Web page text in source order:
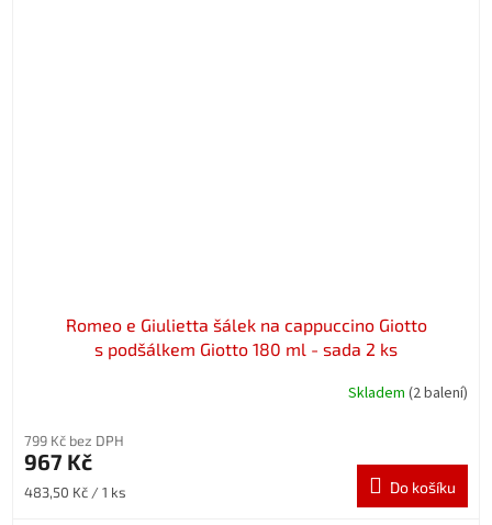
Romeo e Giulietta šálek na cappuccino Giotto
s podšálkem Giotto 180 ml - sada 2 ks
Skladem (2 balení)
799 Kč bez DPH
967 Kč
Měrná
483,50 Kč / 1 ks Do košíku